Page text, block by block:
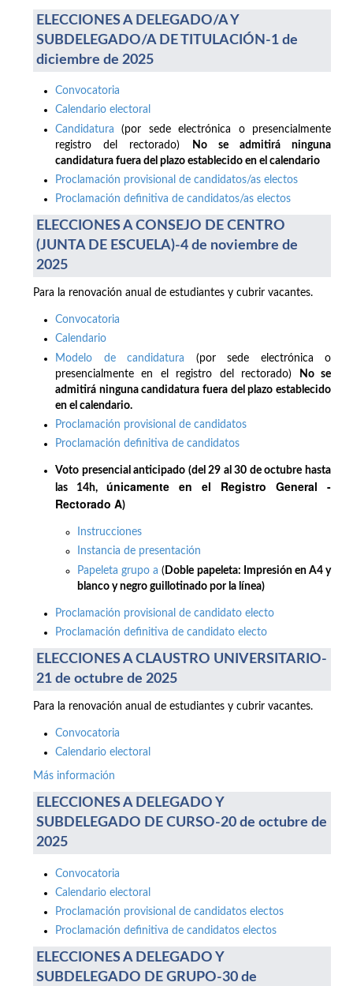
ELECCIONES A DELEGADO/A Y
SUBDELEGADO/A DE TITULACIÓN-1 de
diciembre de 2025
Convocatoria
Calendario electoral
Candidatura (por sede electrónica o presencialmente
registro del rectorado)
No se admitirá ninguna
candidatura fuera del plazo establecido en el calendario
Proclamación provisional de candidatos/as electos
Proclamación definitiva de candidatos/as electos
ELECCIONES A CONSEJO DE CENTRO
(JUNTA DE ESCUELA)-4 de noviembre de
2025
Para la renovación anual de estudiantes y cubrir vacantes.
Convocatoria
Calendario
Modelo de candidatura (por sede electrónica o
presencialmente en el registro del rectorado)
No se
admitirá ninguna candidatura fuera del plazo establecido
en el calendario.
Proclamación provisional de candidatos
Proclamación definitiva de candidatos
Voto presencial anticipado (del 29 al 30 de octubre hasta
las 14h, únicamente en el Registro General -
Rectorado A)
Instrucciones
Instancia de presentación
Papeleta grupo a( Doble papeleta: Impresión en A4 y
blanco y negro guillotinado por la línea)
Proclamación provisional de candidato electo
Proclamación definitiva de candidato electo
ELECCIONES A CLAUSTRO UNIVERSITARIO-
21 de octubre de 2025
Para la renovación anual de estudiantes y cubrir vacantes.
Convocatoria
Calendario electoral
Más información
ELECCIONES A DELEGADO Y
SUBDELEGADO DE CURSO-20 de octubre de
2025
Convocatoria
Calendario electoral
Proclamación provisional de candidatos electos
Proclamación definitiva de candidatos electos
ELECCIONES A DELEGADO Y
SUBDELEGADO DE GRUPO-30 de